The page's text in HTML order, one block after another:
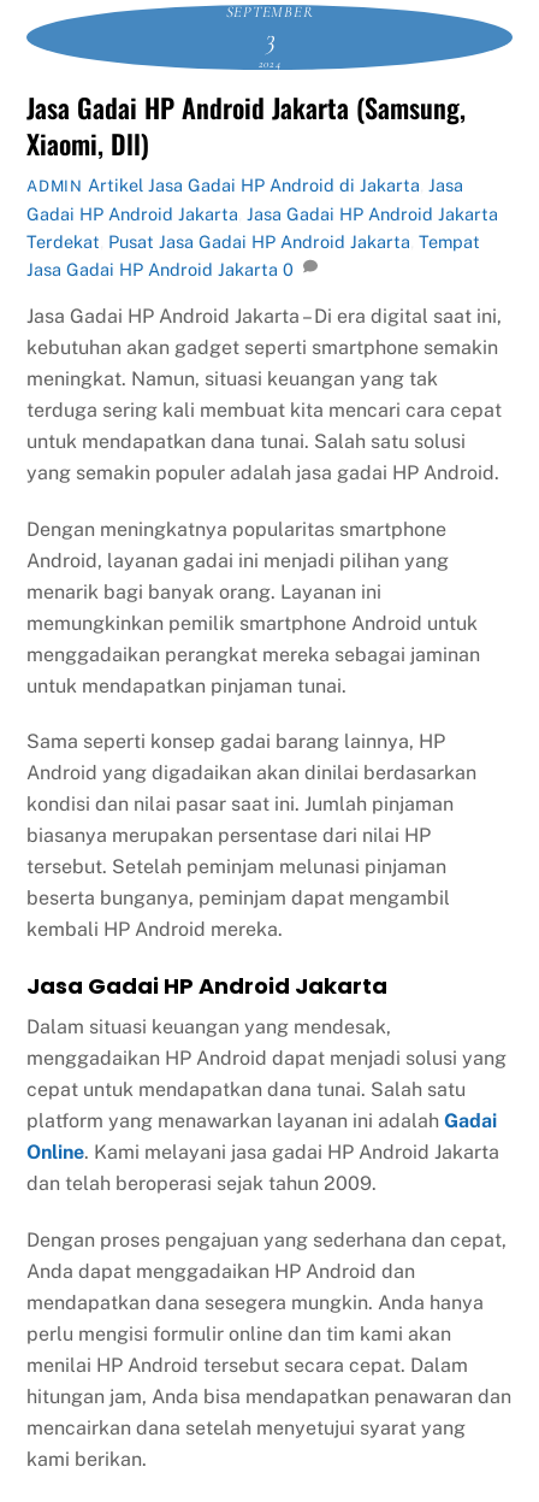
SEPTEMBER
3
2024
Jasa Gadai HP Android Jakarta (Samsung,
Xiaomi, Dll)
ADMIN Artikel Jasa Gadai HP Android di Jakarta Jasa
Gadai HP Android Jakarta ,Jasa Gadai HP Android Jakarta
Terdekat Pusat Jasa Gadai HP Android Jakarta ,Tempat
Jasa Gadai HP Android Jakarta 0
Jasa Gadai HP Android Jakarta – Di era digital saat ini,
kebutuhan akan gadget seperti smartphone semakin
meningkat. Namun, situasi keuangan yang tak
terduga sering kali membuat kita mencari cara cepat
untuk mendapatkan dana tunai. Salah satu solusi
yang semakin populer adalah jasa gadai HP Android.
Dengan meningkatnya popularitas smartphone
Android, layanan gadai ini menjadi pilihan yang
menarik bagi banyak orang. Layanan ini
memungkinkan pemilik smartphone Android untuk
menggadaikan perangkat mereka sebagai jaminan
untuk mendapatkan pinjaman tunai.
Sama seperti konsep gadai barang lainnya, HP
Android yang digadaikan akan dinilai berdasarkan
kondisi dan nilai pasar saat ini. Jumlah pinjaman
biasanya merupakan persentase dari nilai HP
tersebut. Setelah peminjam melunasi pinjaman
beserta bunganya, peminjam dapat mengambil
kembali HP Android mereka.
Jasa Gadai HP Android Jakarta
Dalam situasi keuangan yang mendesak,
menggadaikan HP Android dapat menjadi solusi yang
cepat untuk mendapatkan dana tunai. Salah satu
platform yang menawarkan layanan ini adalahGadai
Online. Kami melayani jasa gadai HP Android Jakarta
dan telah beroperasi sejak tahun 2009.
Dengan proses pengajuan yang sederhana dan cepat,
Anda dapat menggadaikan HP Android dan
mendapatkan dana sesegera mungkin. Anda hanya
perlu mengisi formulir online dan tim kami akan
menilai HP Android tersebut secara cepat. Dalam
hitungan jam, Anda bisa mendapatkan penawaran dan
mencairkan dana setelah menyetujui syarat yang
kami berikan.